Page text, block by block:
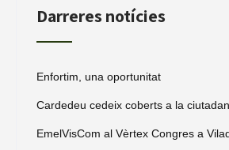
Darreres notícies
Enfortim, una oportunitat
Cardedeu cedeix coberts a la
EmelVisCom al Vèrtex Congres a